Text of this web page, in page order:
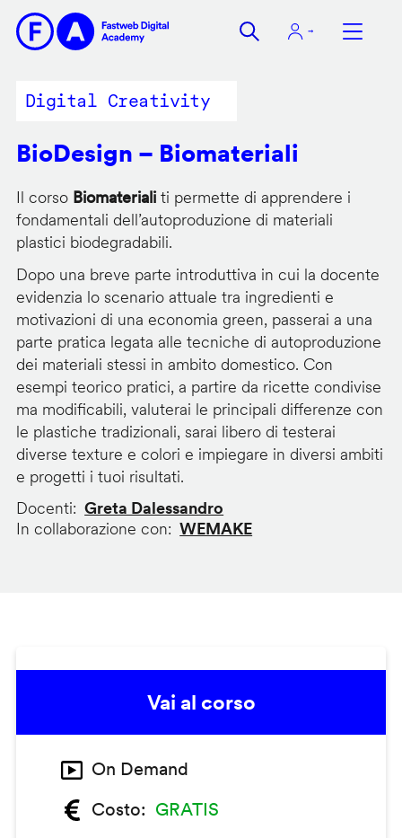
contenuto
Digital Creativity
BioDesign – Biomateriali
Il corso Biomaterialiti permette di apprendere i
fondamentali dell’autoproduzione di materiali
plastici biodegradabili.
Dopo una breve parte introduttiva in cui la docente
evidenzia lo scenario attuale tra ingredienti e
motivazioni di una economia green, passerai a una
parte pratica legata alle tecniche di autoproduzione
dei materiali stessi in ambito domestico. Con
esempi teorico pratici, a partire da ricette condivise
ma modificabili, valuterai le principali differenze con
le plastiche tradizionali, sarai libero di testerai
diverse texture e colori e impiegare in diversi ambiti
e progetti i tuoi risultati.
Docenti
Greta Dalessandro
In collaborazione con
WEMAKE
Vai al corso
On Demand
Costo
GRATIS